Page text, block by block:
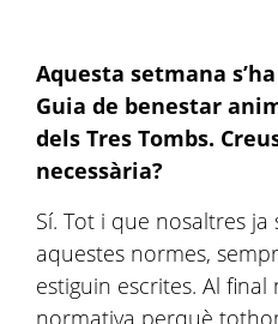
Aquesta setmana
Guia de benestar
dels Tres Tombs.
necessària?
Sí. Tot i que nosaltres ja
aquestes normes,
estiguin escrites. Al
normativa perquè